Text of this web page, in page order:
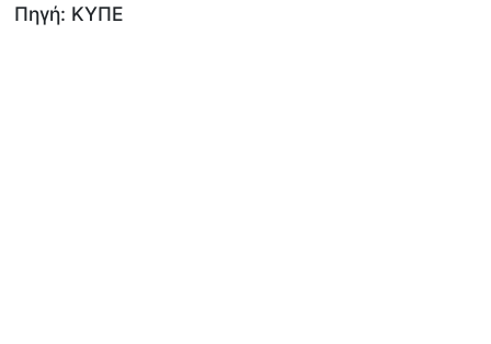
Πηγή: ΚΥΠΕ